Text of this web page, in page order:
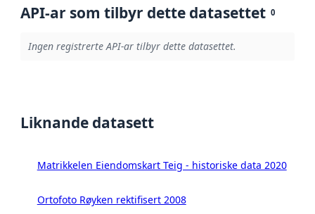
API-ar som tilbyr dette datasettet 0
Ingen registrerte API-ar tilbyr dette datasettet.
Liknande datasett
Matrikkelen Eiendomskart Teig - historiske data 2020
Ortofoto Røyken rektifisert 2008